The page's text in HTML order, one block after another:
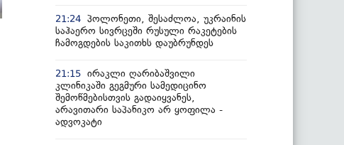
21:24 პოლონეთი, შესაძლოა, უკრაინის
საჰაერო სივრცეში რუსული რაკეტების
ჩამოგდების საკითხს დაუბრუნდეს
21:15 ირაკლი ღარიბაშვილი
კლინიკაში გეგმური სამედიცინო
შემოწმებისთვის გადაიყვანეს,
არავითარი საპანიკო არ ყოფილა -
ადვოკატი